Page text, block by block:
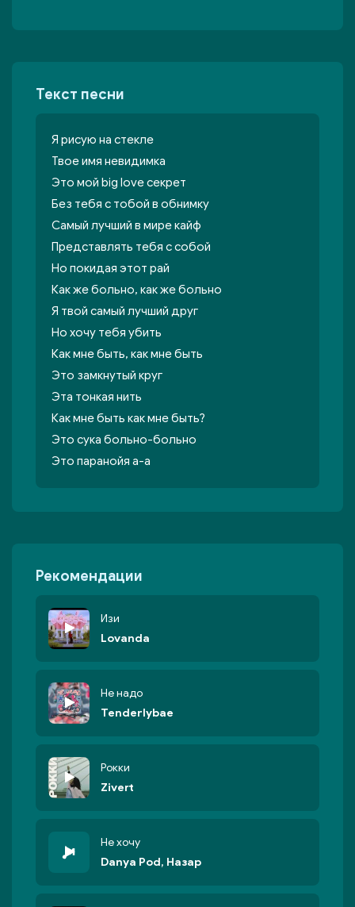
Текст песни
Я рисую на стекле
Твое имя невидимка
Это мой big love секрет
Без тебя с тобой в обнимку
Самый лучший в мире кайф
Представлять тебя с собой
Но покидая этот рай
Как же больно, как же больно
Я твой самый лучший друг
Но хочу тебя убить
Как мне быть, как мне быть
Это замкнутый круг
Эта тонкая нить
Как мне быть как мне быть?
Это сука больно-больно
Это паранойя а-а
Рекомендации
Изи
Lovanda
Не надо
Tenderlybae
Рокки
Zivert
Не хочу
Danya Pod, Назар